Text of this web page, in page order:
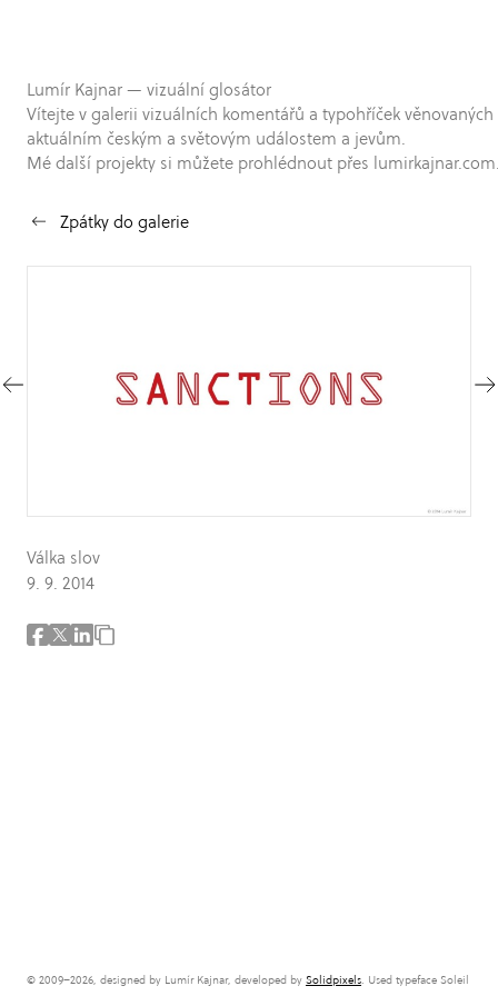
Lumír Kajnar — vizuální glosátor
Vítejte v galerii vizuálních komentářů a typohříček věnovaných
aktuálním českým a světovým událostem a jevům.
Mé další projekty si můžete prohlédnout přes
Zpátky do galerie
Válka slov
9. 9. 2014
© 2009–2026, designed by Lumír Kajnar, developed by Solidpixels. Used typeface Soleil